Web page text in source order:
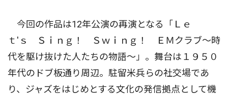
今回の作品は12年公演の再演となる「Ｌｅ
ｔ'ｓ Ｓｉｎｇ！ Ｓｗｉｎｇ！ ＥＭクラブ〜時
代を駆け抜けた人たちの物語〜」。舞台は１９５０
年代のドブ板通り周辺。駐留米兵らの社交場であ
り、ジャズをはじめとする文化の発信拠点として機